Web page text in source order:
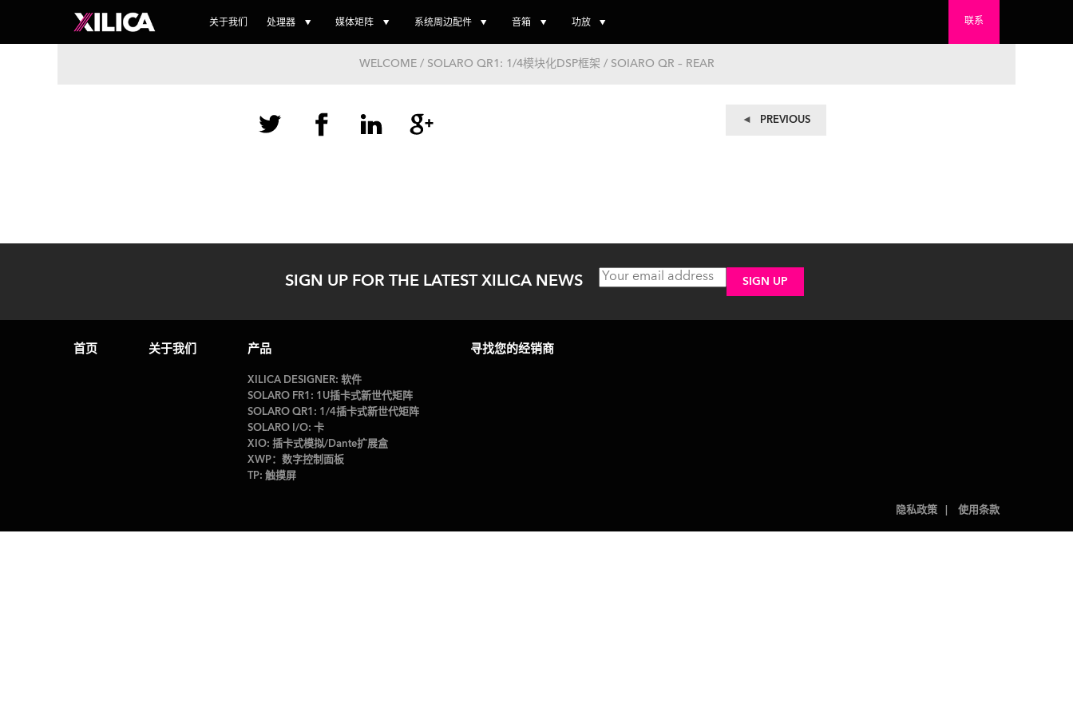
关于我们 处理器 媒体矩阵 系统周边配件 音箱 功放 联系
WELCOME / SOLARO QR1: 1/4模块化DSP框架 / SOIARO QR – REAR
PREVIOUS
SIGN UP FOR THE LATEST XILICA NEWS
首页 关于我们 产品
XILICA DESIGNER: 软件
SOLARO FR1: 1U插卡式新世代矩阵
SOLARO QR1: 1/4插卡式新世代矩阵
SOLARO I/O: 卡
XIO: 插卡式模拟/Dante扩展盒
XWP：数字控制面板
TP: 触摸屏
寻找您的经销商
隐私政策 使用条款